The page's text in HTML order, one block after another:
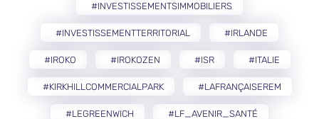
#INVESTISSEMENTSIMMOBILIERS
#INVESTISSEMENTTERRITORIAL #IRLANDE
#IROKO #IROKOZEN #ISR #ITALIE
#KIRKHILLCOMMERCIALPARK #LAFRANÇAISEREM
#LEGREENWICH #LF_AVENIR_SANTÉ